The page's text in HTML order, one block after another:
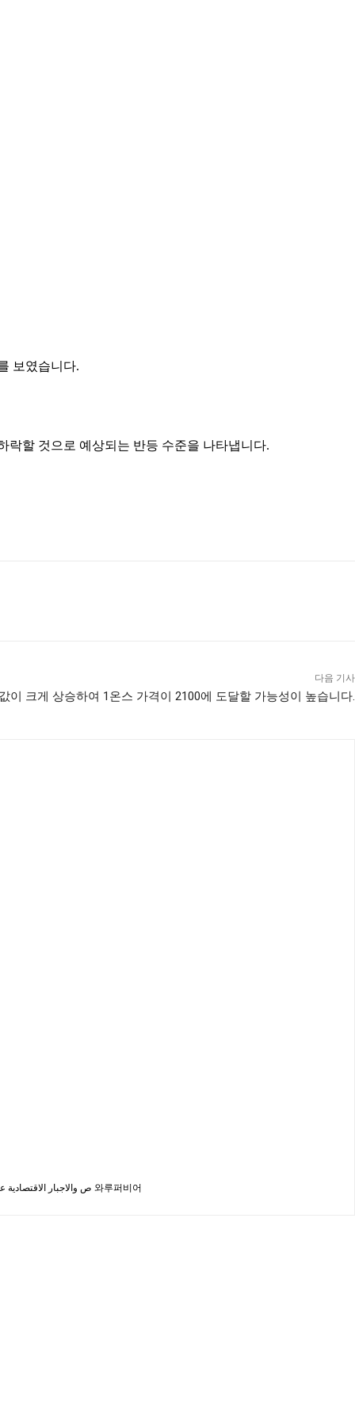
보였습니다.
락할 것으로 예상되는 반등 수준을 나타냅니다.
다음 기사
이 크게 상승하여 1온스 가격이 2100에 도달할 가능성이 높습니다.
2017년 12월 1일에 7월 7일에 로크 맥츠 테드리비가 등장했습니다. 윅스 및 타클림은 나스 키비와 함께 بعد يمكنك الان الاتاع على اقالاتي البنيه 및 الاساسية من اهم الfroص والاجبار الاقتصادية عالمية 와루퍼비어